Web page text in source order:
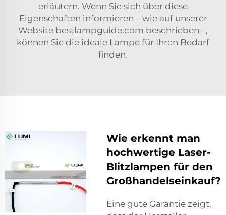
erläutern. Wenn Sie sich über diese
Eigenschaften informieren – wie auf unserer
Website bestlampguide.com beschrieben –,
können Sie die ideale Lampe für Ihren Bedarf
finden.
Wie erkennt man
hochwertige Laser-
Blitzlampen für den
Großhandelseinkauf?
Eine gute Garantie zeigt,